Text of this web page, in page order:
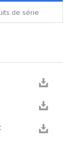
de série


